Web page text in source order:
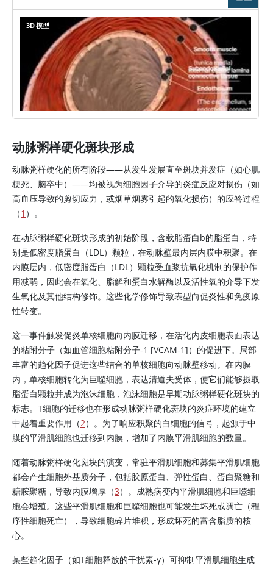
3D 模型
动脉粥样硬化斑块形成
动脉粥样硬化的所有阶段——从发生发展直至斑块并发症（如心肌
梗死、脑卒中）——均被视为细胞因子介导的炎症反应对损伤（如
高血压导致的剪切应力，或烟草烟雾引起的氧化损伤）的应答过程
（1 ）。
在动脉粥样硬化斑块形成的初始阶段，含载脂蛋白b的脂蛋白，特
别是低密度脂蛋白（LDL）颗粒，在动脉壁最内层内膜中积聚。在
内膜层内，低密度脂蛋白（LDL）颗粒受血浆抗氧化机制的保护作
用减弱，因此会在氧化、脂解和蛋白水解酶以及活性氧的介导下发
生氧化及其他结构修饰。这些化学修饰导致表型向促炎性和免疫原
性转变。
这一事件触发促炎单核细胞向内膜迁移，在活化内皮细胞表面表达
的粘附分子（如血管细胞粘附分子-1 [VCAM-1]）的促进下。局部
丰富的趋化因子促进这些结合的单核细胞向动脉壁移动。在内膜
内，单核细胞转化为巨噬细胞，表达清道夫受体，使它们能够摄取
脂蛋白颗粒并成为泡沫细胞，泡沫细胞是早期动脉粥样硬化斑块的
标志。T细胞的迁移也在形成动脉粥样硬化斑块的炎症环境的建立
中起着重要作用（2）。为了响应积聚的白细胞的信号，起源于中
膜的平滑肌细胞也迁移到内膜，增加了内膜平滑肌细胞的数量。
随着动脉粥样硬化斑块的演变，常驻平滑肌细胞和募集平滑肌细胞
都会产生细胞外基质分子，包括胶原蛋白、弹性蛋白、蛋白聚糖和
糖胺聚糖，导致内膜增厚（3）。成熟病变内平滑肌细胞和巨噬细
胞会增殖。这些平滑肌细胞和巨噬细胞也可能发生坏死或凋亡（程
序性细胞死亡），导致细胞碎片堆积，形成坏死的富含脂质的核
心。
某些趋化因子（如T细胞释放的干扰素-γ）可抑制平滑肌细胞生成